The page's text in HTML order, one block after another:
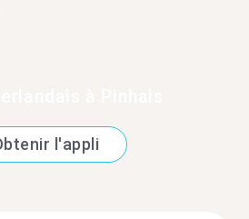
l'appli